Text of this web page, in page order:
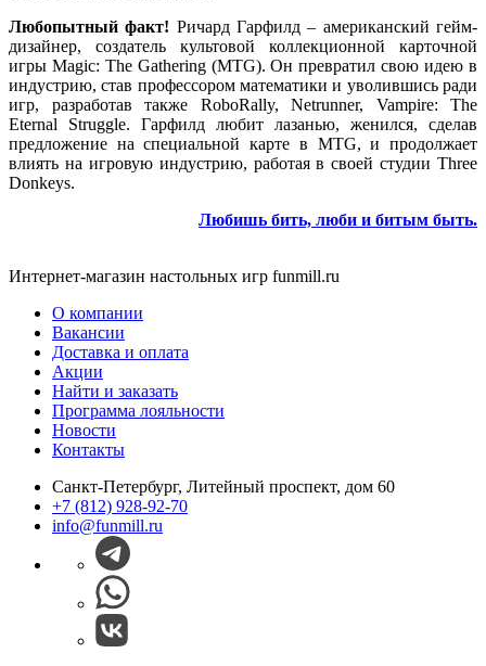
Любопытный факт! Ричард Гарфилд – американский гейм-
дизайнер, создатель культовой коллекционной карточной
игры Magic: The Gathering (MTG). Он превратил свою идею в
индустрию, став профессором математики и уволившись ради
игр, разработав также RoboRally, Netrunner, Vampire: The
Eternal Struggle. Гарфилд любит лазанью, женился, сделав
предложение на специальной карте в MTG, и продолжает
влиять на игровую индустрию, работая в своей студии Three
Donkeys.
Любишь бить, люби и битым быть.
Интернет-магазин настольных игр funmill.ru
О компании
Вакансии
Доставка и оплата
Акции
Найти и заказать
Программа лояльности
Новости
Контакты
Санкт-Петербург, Литейный проспект, дом 60
+7 (812) 928-92-70
info@funmill.ru